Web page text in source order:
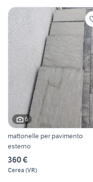
6
mattonelle per pavimento
esterno
360 €
Cerea (VR)